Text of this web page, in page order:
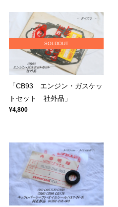
SOLDOUT
「CB93 エンジン・ガスケッ
トセット 社外品」
¥4,800